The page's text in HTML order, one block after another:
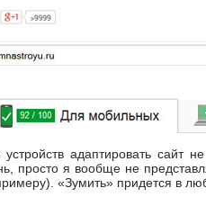
адаптировать сайт
просто я вообще не
«Зумить» придется в